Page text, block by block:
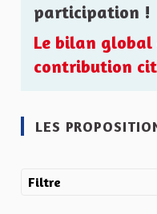
participation !
Le bilan
contribution
LES
Filtre